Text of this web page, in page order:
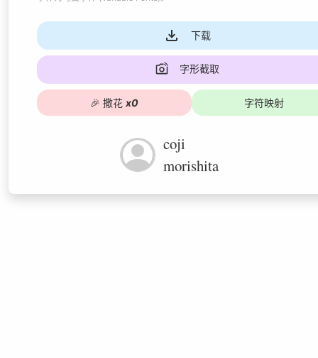
下载
字形截取
🎉 撒花 x0 字符映射
coji
morishita